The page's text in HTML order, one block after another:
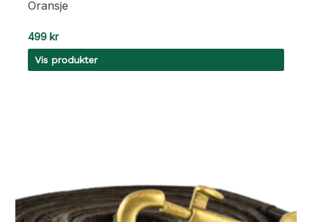
Oransje
499 kr
Vis produkter